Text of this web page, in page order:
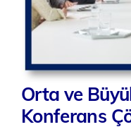
Orta ve
Konferans